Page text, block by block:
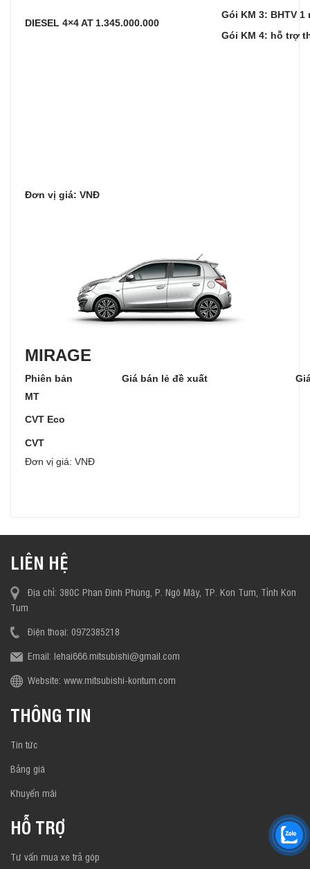
Gói KM 3: BHTV
Gói KM 4: hỗ trợ
DIESEL 4×4 AT 1.345.000.000
Đơn vị giá: VNĐ
MIRAGE
Phiên bản Giá bán lẻ đề xuất
MT
CVT Eco
CVT
Đơn vị giá: VNĐ
LIÊN HỆ
Địa chỉ: 380C Phan Đình Phùng, P. Ngô Mây, TP. Kon Tum, Tỉnh Kon
Tum
Điện thoại: 0972385218
Email: lehai666.mitsubishi@gmail.com
Website: www.mitsubishi-kontum.com
THÔNG TIN
Tin tức
Bảng giá
Khuyến mãi
HỖ TRỢ
Tư vấn mua xe trả góp